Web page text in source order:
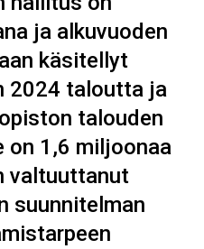
ja alkuvuoden
käsitellyt
2024 taloutta ja
talouden
on 1,6 miljoonaa
valtuuttanut
suunnitelman